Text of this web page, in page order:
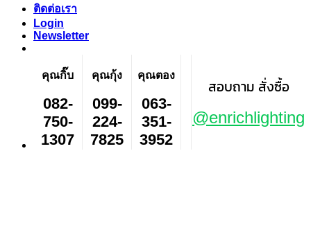
ติดต่อเรา
Login
Newsletter
คุณกิ๊บ
082-
750-
1307
คุณกุ้ง
099-
224-
7825
คุณตอง
063-
351-
3952
สอบถาม สั่งซื้อ
@enrichlighting